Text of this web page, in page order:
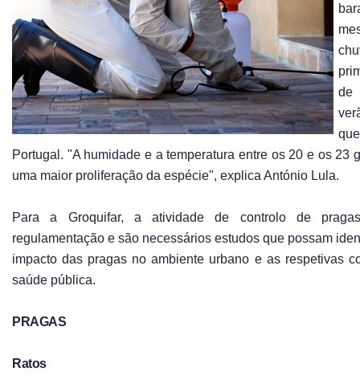
de
Portugal. "A humidade e a temperatura entre os 20 e os 23
uma maior proliferação da espécie", explica António Lula.
Para a Groquifar, a atividade de controlo de
regulamentação e são necessários estudos que possam
impacto das pragas no ambiente urbano e as respetivas
saúde pública.
PRAGAS
Ratos